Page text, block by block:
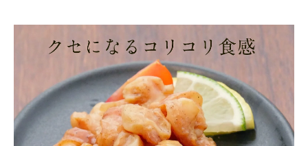
商品カテゴリー
お酒別オススメ
価格別